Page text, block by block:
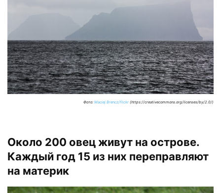
Фото: Maciej Brencz/flickr (https://creativecommons.org/licenses/by/2.0/)
Около 200 овец живут на острове.
Каждый год 15 из них переправляют
на материк